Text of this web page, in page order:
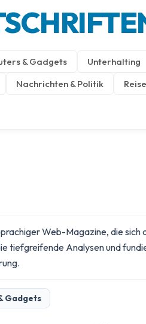
& Gadgets Unterhalting
Nachrichten & Politik
Web-Magazine, die
tiefgreifende Analysen und
Gadgets